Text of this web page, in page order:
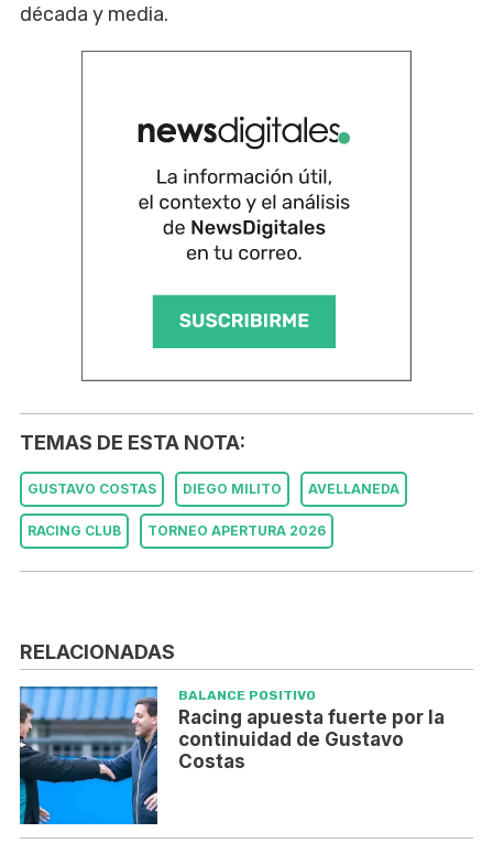
década y media.
TEMAS DE ESTA NOTA:
GUSTAVO COSTAS DIEGO MILITO AVELLANEDA
RACING CLUB TORNEO APERTURA 2026
RELACIONADAS
BALANCE POSITIVO
Racing apuesta fuerte por la
continuidad de Gustavo
Costas